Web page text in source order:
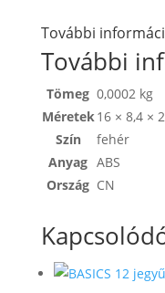
További
További
Tömeg 0,0002 kg
Méretek 16 × 8,4 ×
Szín
fehér
Anyag ABS
Ország CN